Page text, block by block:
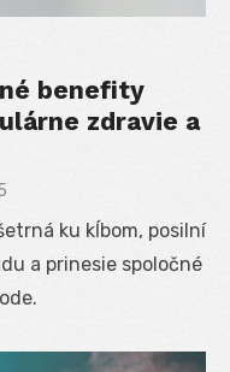
benefity
zdravie a
ku kĺbom, posilní
a prinesie spoločné